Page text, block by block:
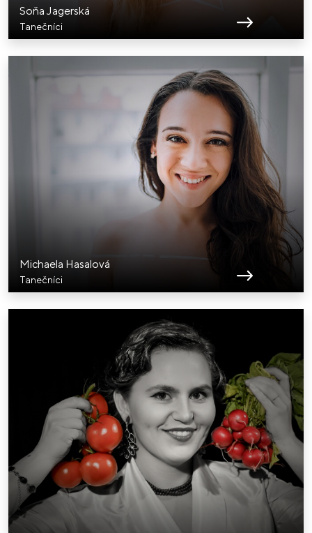
Soňa Jagerská
Tanečníci
Michaela Hasalová
Tanečníci